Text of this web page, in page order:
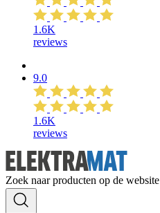
1.6K
reviews
9.0
1.6K
reviews
Zoek naar producten op de website